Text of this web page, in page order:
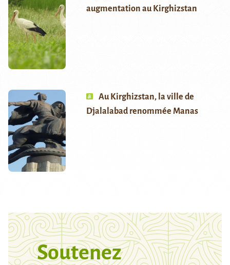
augmentation au Kirghizstan
Au Kirghizstan, la ville de
Djalalabad renommée Manas
Soutenez